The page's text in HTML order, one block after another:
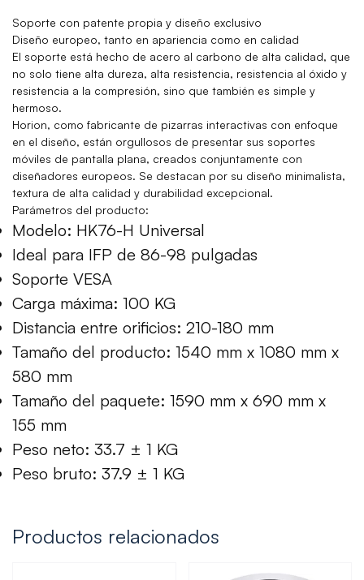
Soporte con patente propia y diseño exclusivo
Diseño europeo, tanto en apariencia como en calidad
El soporte está hecho de acero al carbono de alta calidad, que
no solo tiene alta dureza, alta resistencia, resistencia al óxido y
resistencia a la compresión, sino que también es simple y
hermoso.
Horion, como fabricante de pizarras interactivas con enfoque
en el diseño, están orgullosos de presentar sus soportes
móviles de pantalla plana, creados conjuntamente con
diseñadores europeos. Se destacan por su diseño minimalista,
textura de alta calidad y durabilidad excepcional.
Parámetros del producto:
Modelo: HK76-H Universal
Ideal para IFP de 86-98 pulgadas
Soporte VESA
Carga máxima: 100 KG
Distancia entre orificios: 210-180 mm
Tamaño del producto: 1540 mm x 1080 mm x
580 mm
Tamaño del paquete: 1590 mm x 690 mm x
155 mm
Peso neto: 33.7 ± 1 KG
Peso bruto: 37.9 ± 1 KG
Productos relacionados